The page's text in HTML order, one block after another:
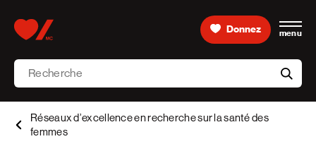
Donnez menu
Recherche
aria-
Réseaux d’excellence en recherche sur la santé des
femmes